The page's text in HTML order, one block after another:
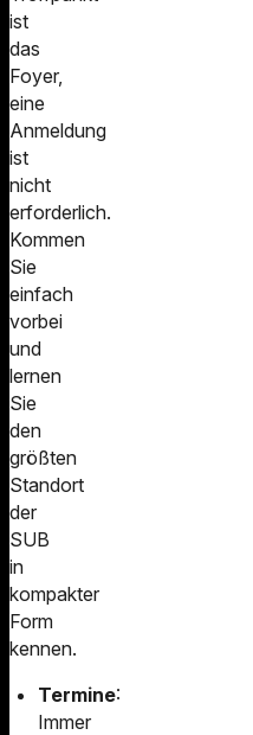
ist
das
Foyer,
eine
Anmeldung
ist
nicht
erforderlich.
Kommen
Sie
einfach
vorbei
und
lernen
Sie
den
größten
Standort
der
SUB
in
kompakter
Form
kennen.
Termine:
Immer